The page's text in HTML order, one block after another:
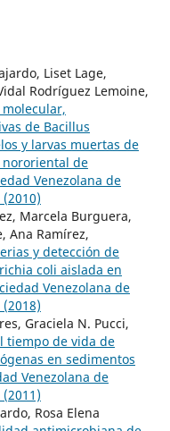
Liset Lage,
Rodríguez Lemoine,
de Bacillus
y larvas muertas de
nororiental de
Venezolana de
Marcela Burguera,
Ana Ramírez,
y detección de
coli aislada en
Venezolana de
Graciela N. Pucci,
tiempo de vida de
en sedimentos
Venezolana de
Rosa Elena